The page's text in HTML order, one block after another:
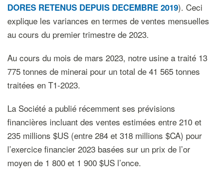
DORES RETENUS DEPUIS DECEMBRE 2019). Ceci
explique les variances en termes de ventes mensuelles
au cours du premier trimestre de 2023.
Au cours du mois de mars 2023, notre usine a traité 13
775 tonnes de minerai pour un total de 41 565 tonnes
traitées en T1-2023.
La Société a publié récemment ses prévisions
financières incluant des ventes estimées entre 210 et
235 millions $US (entre 284 et 318 millions $CA) pour
l’exercice financier 2023 basées sur un prix de l’or
moyen de 1 800 et 1 900 $US l’once.